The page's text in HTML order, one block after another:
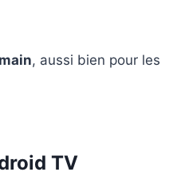
, aussi bien pour les
TV